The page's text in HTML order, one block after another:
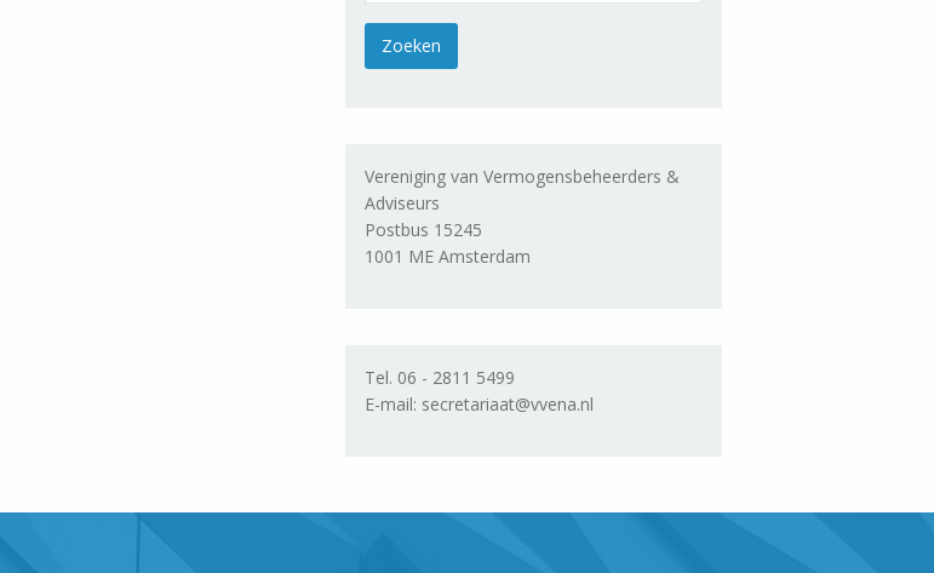
Vereniging van Vermogensbeheerders &
Adviseurs
Postbus 15245
1001 ME Amsterdam
Tel. 06 - 2811 5499
E-mail: secretariaat@vvena.nl